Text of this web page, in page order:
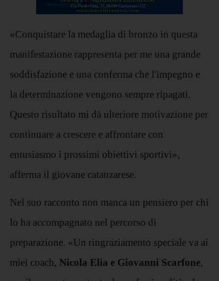
«Conquistare la medaglia di bronzo in questa
manifestazione rappresenta per me una grande
soddisfazione e una conferma che l'impegno e
la determinazione vengono sempre ripagati.
Questo risultato mi dà ulteriore motivazione per
continuare a crescere e affrontare con
entusiasmo i prossimi obiettivi sportivi»,
afferma il giovane catanzarese.
Nel suo racconto non manca un pensiero per chi
lo ha accompagnato nel percorso di
preparazione. «Un ringraziamento speciale va ai
miei coach, Nicola Elia e Giovanni Scarfone,